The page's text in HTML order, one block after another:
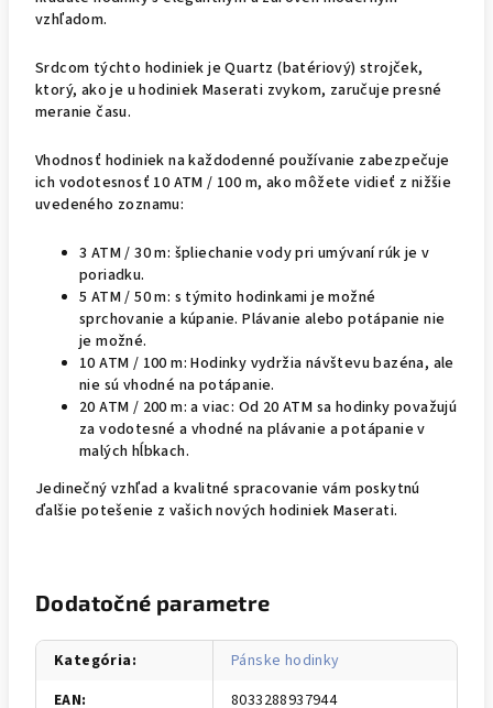
vzhľadom.
Srdcom týchto hodiniek je Quartz (batériový) strojček,
ktorý, ako je u hodiniek Maserati zvykom, zaručuje presné
meranie času.
Vhodnosť hodiniek na každodenné používanie zabezpečuje
ich vodotesnosť 10 ATM / 100 m, ako môžete vidieť z nižšie
uvedeného zoznamu:
3 ATM / 30 m: špliechanie vody pri umývaní rúk je v
poriadku.
5 ATM / 50 m: s týmito hodinkami je možné
sprchovanie a kúpanie. Plávanie alebo potápanie nie
je možné.
10 ATM / 100 m: Hodinky vydržia návštevu bazéna, ale
nie sú vhodné na potápanie.
20 ATM / 200 m: a viac: Od 20 ATM sa hodinky považujú
za vodotesné a vhodné na plávanie a potápanie v
malých hĺbkach.
Jedinečný vzhľad a kvalitné spracovanie vám poskytnú
ďalšie potešenie z vašich nových hodiniek Maserati.
Dodatočné parametre
Kategória:
Pánske hodinky
EAN:
8033288937944